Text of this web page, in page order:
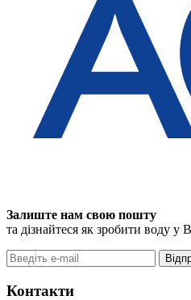
Залиште нам свою пошту
та дізнайтеся як зробити воду у
Контакти